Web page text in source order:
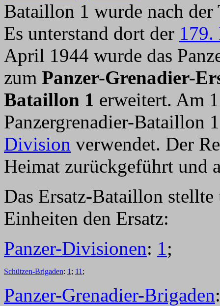
Bataillon 1 wurde nach
Es unterstand dort der 179.
April 1944 wurde das
zum Panzer-Grenadier-
Bataillon 1 erweitert. Am
Panzergrenadier-Bataillon
Division verwendet. Der
Heimat zurückgeführt und
Das Ersatz-Bataillon
Einheiten den Ersatz:
Panzer-Divisionen: 1;
Schützen-Brigaden: 1 ; 11 ;
Panzer-Grenadier-Brigaden